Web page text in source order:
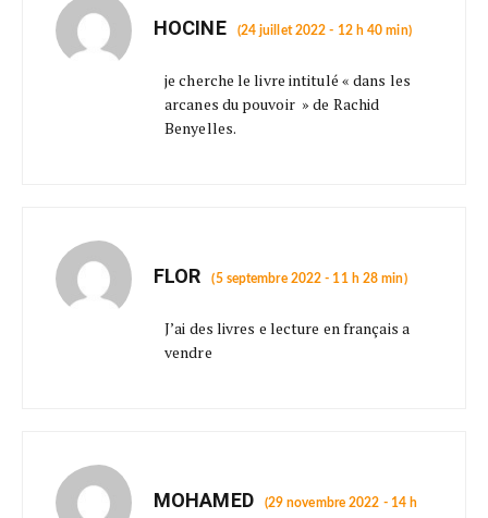
HOCINE (24 juillet 2022 - 12 h 40 min)
je cherche le livre intitulé « dans les
arcanes du pouvoir » de Rachid
Benyelles.
FLOR (5 septembre 2022 - 11 h 28 min)
J’ai des livres e lecture en français a
vendre
MOHAMED (29 novembre 2022 - 14 h